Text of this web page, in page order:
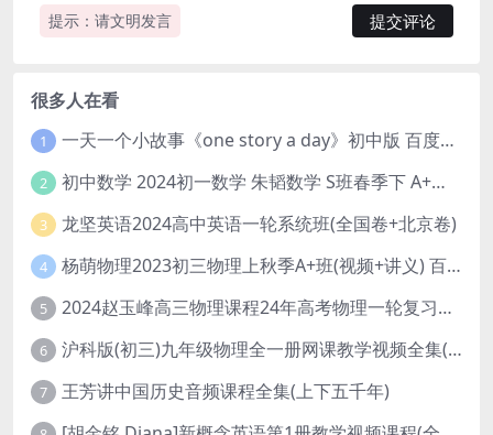
提示：请文明发言
很多人在看
1 一天一个小故事《one story a day》初中版 百度网盘分享下载
2 初中数学 2024初一数学 朱韬数学 S班春季下 A+班春季下 百度云网盘
3 龙坚英语2024高中英语一轮系统班(全国卷+北京卷)
4 杨萌物理2023初三物理上秋季A+班(视频+讲义) 百度网盘分享
5 2024赵玉峰高三物理课程24年高考物理一轮复习网课教程
6 沪科版(初三)九年级物理全一册网课教学视频全集(录播版 杜春雨 66讲)
7 王芳讲中国历史音频课程全集(上下五千年)